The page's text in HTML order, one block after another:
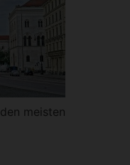
meisten